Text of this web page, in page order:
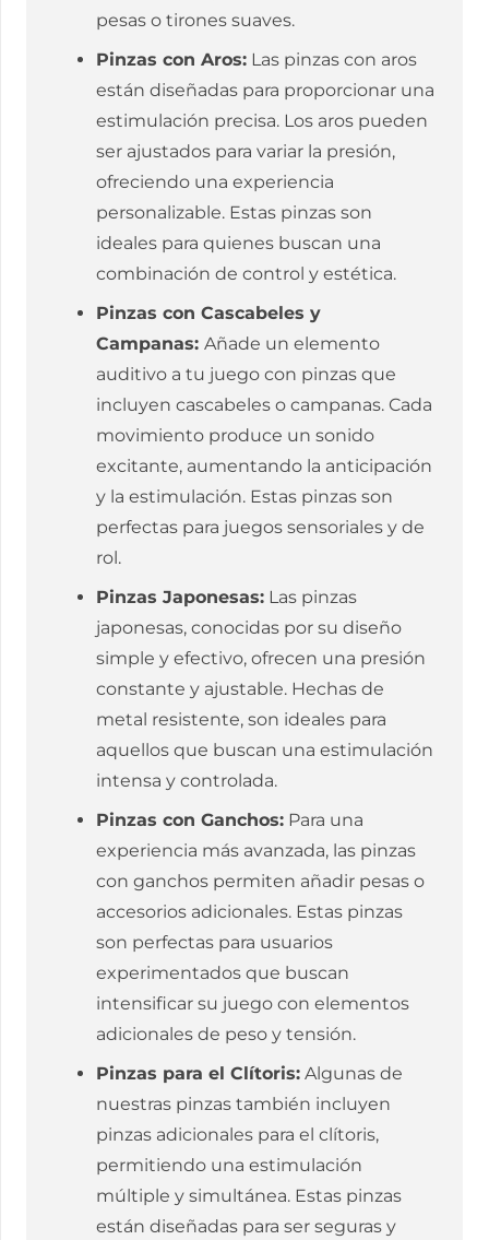
pesas o tirones suaves.
Pinzas con Aros: Las pinzas con aros
están diseñadas para proporcionar una
estimulación precisa. Los aros pueden
ser ajustados para variar la presión,
ofreciendo una experiencia
personalizable. Estas pinzas son
ideales para quienes buscan una
combinación de control y estética.
Pinzas con Cascabeles y
Campanas: Añade un elemento
auditivo a tu juego con pinzas que
incluyen cascabeles o campanas. Cada
movimiento produce un sonido
excitante, aumentando la anticipación
y la estimulación. Estas pinzas son
perfectas para juegos sensoriales y de
rol.
Pinzas Japonesas: Las pinzas
japonesas, conocidas por su diseño
simple y efectivo, ofrecen una presión
constante y ajustable. Hechas de
metal resistente, son ideales para
aquellos que buscan una estimulación
intensa y controlada.
Pinzas con Ganchos: Para una
experiencia más avanzada, las pinzas
con ganchos permiten añadir pesas o
accesorios adicionales. Estas pinzas
son perfectas para usuarios
experimentados que buscan
intensificar su juego con elementos
adicionales de peso y tensión.
Pinzas para el Clítoris: Algunas de
nuestras pinzas también incluyen
pinzas adicionales para el clítoris,
permitiendo una estimulación
múltiple y simultánea. Estas pinzas
están diseñadas para ser seguras y